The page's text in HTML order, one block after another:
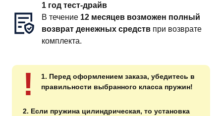
1 год тест-драйв
В течение 12 месяцев возможен полный
возврат денежных средств при возврате
комплекта.
!
1. Перед оформлением заказа, убедитесь в
правильности выбранного класса пружин!
2. Если пружина цилиндрическая, то установка